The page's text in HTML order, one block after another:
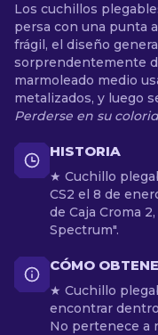
Los cuchillos
persa con una punta
frágil, el diseño
sorprendentemente
marmoleado medio
metalizados, y luego
Perderse en su
HISTORIA
★ Cuchillo
CS2 el 8 de
de Caja Croma
Spectrum".
CÓMO
★ Cuchillo
encontrar dentro
No pertenece a